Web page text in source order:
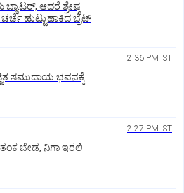
ಆದರೆ ಶ್ರೇಷ್ಠ
ಚರ್ಚೆ ಹುಟ್ಟುಹಾಕಿದ ಬ್ರೆಟ್‌
2:36 PM IST
ಸಮುದಾಯ ಭವನಕ್ಕೆ
2:27 PM IST
ಬೇಡ, ನಿಗಾ ಇರಲಿ